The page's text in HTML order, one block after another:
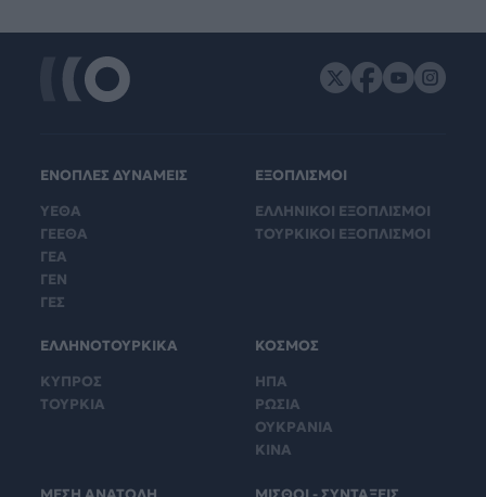
ΕΝΟΠΛΕΣ ΔΥΝΑΜΕΙΣ
ΥΕΘΑ
ΓΕΕΘΑ
ΓΕΑ
ΓΕΝ
ΓΕΣ
ΕΞΟΠΛΙΣΜΟΙ
ΕΛΛΗΝΙΚΟΙ ΕΞΟΠΛΙΣΜΟΙ
ΤΟΥΡΚΙΚΟΙ ΕΞΟΠΛΙΣΜΟΙ
ΕΛΛΗΝΟΤΟΥΡΚΙΚΑ
ΚΥΠΡΟΣ
ΤΟΥΡΚΙΑ
ΚΟΣΜΟΣ
ΗΠΑ
ΡΩΣΙΑ
ΟΥΚΡΑΝΙΑ
ΚΙΝΑ